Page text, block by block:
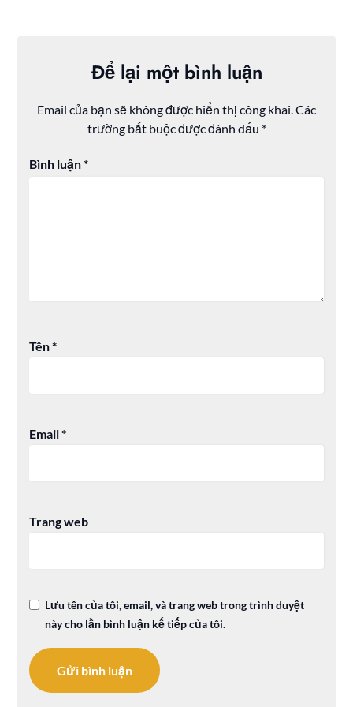
Để lại một bình luận
Email của bạn sẽ không được hiển thị công khai. Các
trường bắt buộc được đánh dấu *
Bình luận*
Tên*
Email*
Trang web
Lưu tên của tôi, email, và trang web trong trình duyệt
này cho lần bình luận kế tiếp của tôi.